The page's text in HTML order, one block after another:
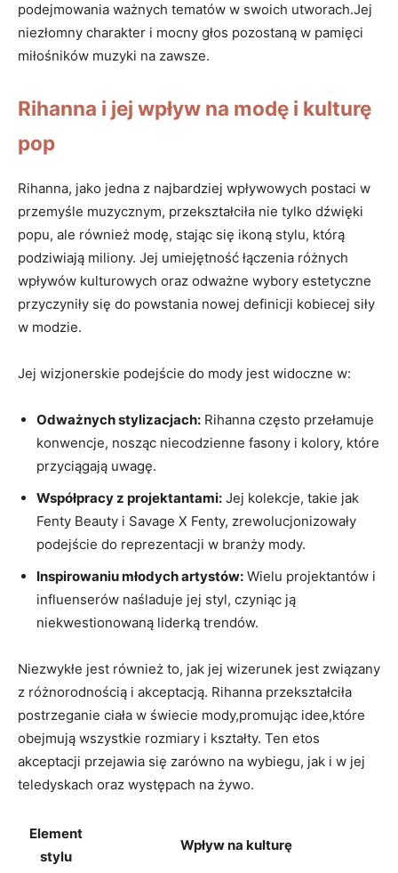
podejmowania ważnych tematów w swoich⁢ utworach.Jej
niezłomny charakter i ‍mocny głos pozostaną w‌ pamięci
miłośników muzyki na ⁤zawsze.
Rihanna⁢ i jej wpływ⁣ na modę i kulturę
pop
Rihanna, jako jedna⁣ z najbardziej wpływowych postaci w
przemyśle⁣ muzycznym, przekształciła nie tylko⁤ dźwięki⁢
popu, ale również modę, stając​ się ikoną stylu, którą
podziwiają ⁤miliony. Jej⁤ umiejętność łączenia ⁣różnych‍
wpływów kulturowych oraz odważne wybory estetyczne
przyczyniły się do powstania⁢ nowej⁢ definicji kobiecej ⁣siły​
w modzie.
Jej wizjonerskie podejście do mody jest widoczne w:
Odważnych ⁤stylizacjach: ⁢Rihanna często przełamuje
konwencje, nosząc‌ niecodzienne⁣ fasony i kolory, które
przyciągają uwagę.
Współpracy‍ z⁣ projektantami: Jej kolekcje, takie jak
Fenty Beauty i Savage⁤ X ⁢Fenty, zrewolucjonizowały
podejście do reprezentacji‌ w branży​ mody.
Inspirowaniu młodych artystów: Wielu‍ projektantów i
influenserów naśladuje ⁣jej ​styl,⁣ czyniąc ją
niekwestionowaną ‍liderką​ trendów.
Niezwykłe‍ jest również to, ⁤jak‌ jej⁣ wizerunek jest związany
‍z różnorodnością⁣ i akceptacją. Rihanna przekształciła‍
postrzeganie ⁤ciała w⁢ świecie ‌mody,promując ⁢idee,które
obejmują wszystkie rozmiary i kształty. Ten ‍etos⁣
akceptacji przejawia się zarówno na wybiegu, jak i w jej
teledyskach oraz występach⁤ na żywo.
Element
stylu
Wpływ na kulturę